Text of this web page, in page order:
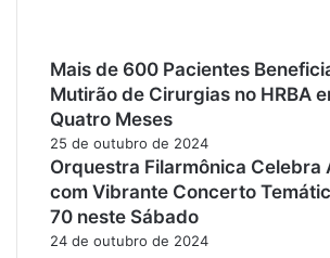
Mais de 600 Pacientes
Mutirão de Cirurgias no HRBA
Quatro Meses
25 de outubro de 2024
Orquestra Filarmônica Celebra
com Vibrante Concerto
70 neste Sábado
24 de outubro de 2024